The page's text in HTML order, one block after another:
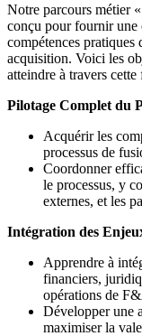
Notre parcours métier
conçu pour fournir une
compétences pratiques
acquisition. Voici les
atteindre à travers
Pilotage Complet du
Acquérir les
processus de
Coordonner
le processus, y
externes, et les
Intégration des
Apprendre à
financiers,
opérations de
Développer une
maximiser la